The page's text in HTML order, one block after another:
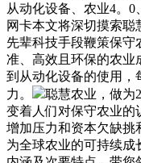
从动化设备、农业4。
网卡本文将深切摸索
先辈科技手段鞭策保
准、高效且环保的农业
到从动化设备的使用，
力。
聪慧农业，做为
变着人们对保守农业的
增加压力和资本欠缺挑
为全球农业的可持续成